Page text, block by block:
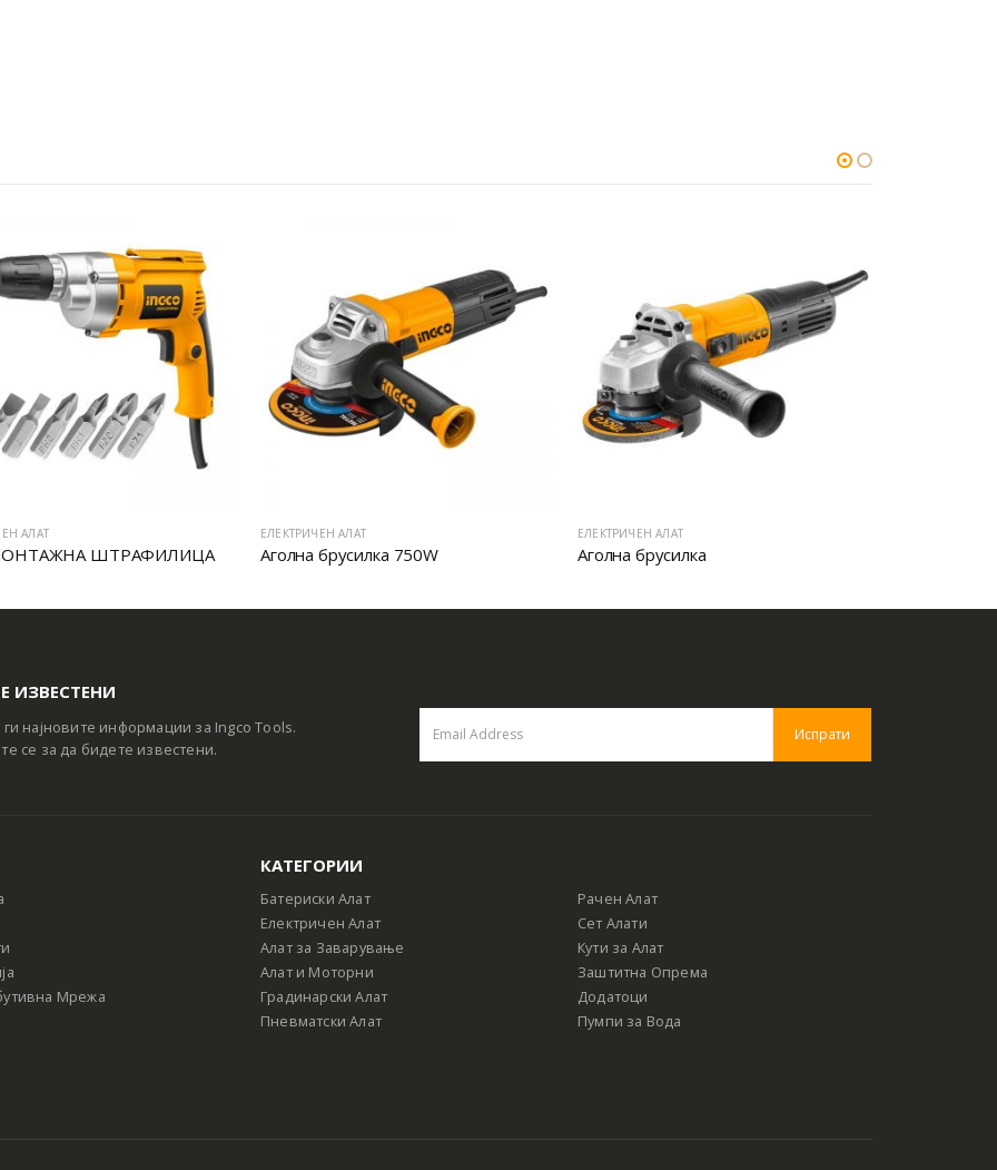
АЛАТ
ШТРАФИЛИЦА
ЕЛЕКТРИЧЕН АЛАТ
Аголна брусилка 750W
ЕЛЕКТРИЧЕН АЛАТ
Аголна брусилка
ИЗВЕСТЕНИ
ги најновите информации за Ingco Tools.
се за да бидете известени.
Мрежа
КАТЕГОРИИ
Батериски Алат
Електричен Алат
Алат за Заварување
Алат и Моторни
Градинарски Алат
Пневматски Алат
Рачен Алат
Сет Алати
Кути за Алат
Заштитна Опрема
Додатоци
Пумпи за Вода